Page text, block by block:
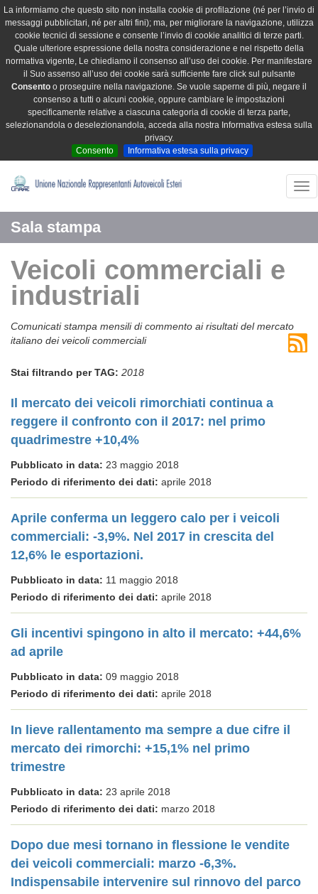
La informiamo che questo sito non installa cookie di profilazione (né per l’invio di
messaggi pubblicitari, né per altri fini); ma, per migliorare la navigazione, utilizza
cookie tecnici di sessione e consente l’invio di cookie analitici di terze parti.
Quale ulteriore espressione della nostra considerazione e nel rispetto della
normativa vigente, Le chiediamo il consenso all’uso dei cookie. Per manifestare
il Suo assenso all’uso dei cookie sarà sufficiente fare click sul pulsante
Consento o proseguire nella navigazione. Se vuole saperne di più, negare il
consenso a tutti o alcuni cookie, oppure cambiare le impostazioni
specificamente relative a ciascuna categoria di cookie di terza parte,
selezionandola o deselezionandola, acceda alla nostra Informativa estesa sulla
privacy.
Consento
Informativa estesa sulla privacy
Sala stampa
Veicoli commerciali e
industriali
Comunicati stampa mensili di commento ai risultati del mercato
italiano dei veicoli commerciali
Stai filtrando per TAG: 2018
Il mercato dei veicoli rimorchiati continua a
reggere il confronto con il 2017: nel primo
quadrimestre +10,4%
Pubblicato in data: 23 maggio 2018
Periodo di riferimento dei dati: aprile 2018
Aprile conferma un leggero calo per i veicoli
commerciali: -3,9%. Nel 2017 in crescita del
12,6% le esportazioni.
Pubblicato in data: 11 maggio 2018
Periodo di riferimento dei dati: aprile 2018
Gli incentivi spingono in alto il mercato: +44,6%
ad aprile
Pubblicato in data: 09 maggio 2018
Periodo di riferimento dei dati: aprile 2018
In lieve rallentamento ma sempre a due cifre il
mercato dei rimorchi: +15,1% nel primo
trimestre
Pubblicato in data: 23 aprile 2018
Periodo di riferimento dei dati: marzo 2018
Dopo due mesi tornano in flessione le vendite
dei veicoli commerciali: marzo -6,3%.
Indispensabile intervenire sul rinnovo del parco